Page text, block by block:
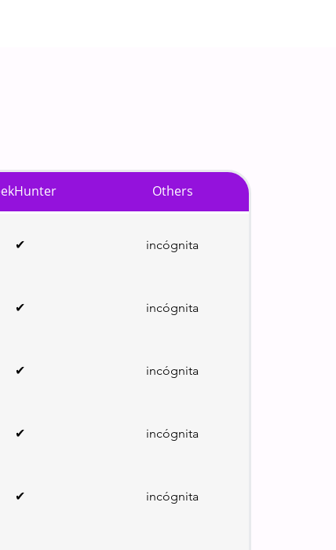
Others
✔ incógnita
✔ incógnita
✔ incógnita
✔ incógnita
✔ incógnita